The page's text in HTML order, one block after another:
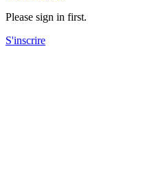
Please sign in first.
S'inscrire